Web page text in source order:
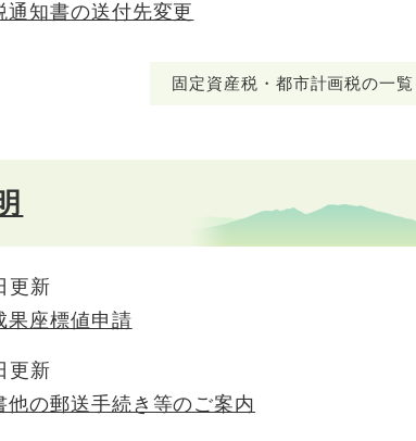
通知書の送付先変更
固定資産税・都市計画税の一覧
更新
果座標値申請
更新
他の郵送手続き等のご案内